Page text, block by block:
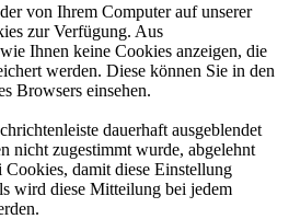
von Ihrem Computer auf unserer
zur Verfügung. Aus
Ihnen keine Cookies anzeigen, die
werden. Diese können Sie in den
Browsers einsehen.
dauerhaft ausgeblendet
nicht zugestimmt wurde, abgelehnt
damit diese Einstellung
wird diese Mitteilung bei jedem